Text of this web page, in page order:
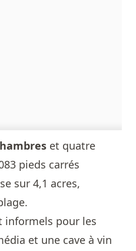
et quatre
pieds carrés
sur 4,1 acres,
informels pour les
et une cave à vin